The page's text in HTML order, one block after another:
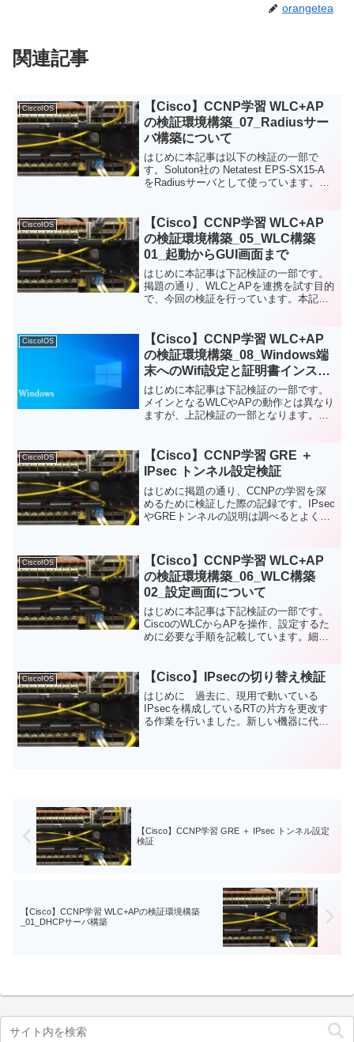
orangetea
関連記事
CiscoIOS
【Cisco】CCNP学習 WLC+AP
の検証環境構築_07_Radiusサー
バ構築について
はじめに本記事は以下の検証の一部で
す。Soluton社の Netatest EPS-SX15-A
をRadiusサーバとして使っています。ア
かったです。初見で捜査して、...
CiscoIOS
【Cisco】CCNP学習 WLC+AP
の検証環境構築_05_WLC構築
01_起動からGUI画面まで
はじめに本記事は下記検証の一部です。
掲題の通り、WLCとAPを連携を試す目的
で、今回の検証を行っています。本記事
ます。その後の設定は別途違う記事で書
こうと思います。...
CiscoIOS
【Cisco】CCNP学習 WLC+AP
の検証環境構築_08_Windows端
末へのWifi設定と証明書インスト
ール編
はじめに本記事は下記検証の一部です。
メインとなるWLCやAPの動作とは異なり
ますが、上記検証の一部となります。Wifi
が、802.1xの検証で普段操作し...
CiscoIOS
【Cisco】CCNP学習 GRE ＋
IPsec トンネル設定検証
はじめに掲題の通り、CCNPの学習を深
めるために検証した際の記録です。IPsec
やGREトンネルの説明は調べるとよくで
RT04でGREトンネルとIPsecで接続して
い...
CiscoIOS
【Cisco】CCNP学習 WLC+AP
の検証環境構築_06_WLC構築
02_設定画面について
はじめに本記事は下記検証の一部です。
CiscoのWLCからAPを操作、設定するた
めに必要な手順を記載しています。細か
います。構成図設定手順必要な設定を項
CiscoIOS 【Cisco】IPsecの切り替え検証
はじめに 過去に、現用で動いている
IPsecを構成しているRTの片方を更改す
る作業を行いました。新しい機器に代わ
【Cisco】CCNP学習 GRE ＋ IPsec トンネル設定
検証
【Cisco】CCNP学習 WLC+APの検証環境構築
_01_DHCPサーバ構築